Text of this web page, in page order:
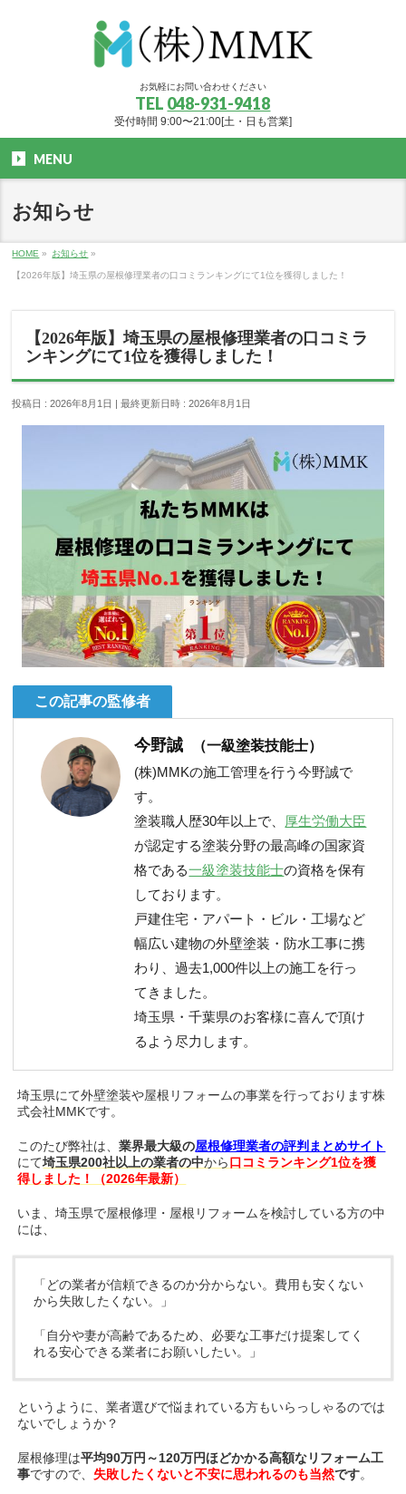
お気軽にお問い合わせください
TEL 048-931-9418
受付時間 9:00〜21:00[土・日も営業]
MENU
お知らせ
HOME » お知らせ »
【2026年版】埼玉県の屋根修理業者の口コミランキングにて1位を獲得しました！
【2026年版】埼玉県の屋根修理業者の口コミラ
ンキングにて1位を獲得しました！
投稿日 : 2026年8月1日 最終更新日時 : 2026年8月1日
この記事の監修者
今野誠
（一級塗装技能士）
(株)MMKの施工管理を行う今野誠で
す。
塗装職人歴30年以上で、 厚生労働大臣
が認定する塗装分野の最高峰の国家資
格である一級塗装技能士の資格を保有
しております。
戸建住宅・アパート・ビル・工場など
幅広い建物の外壁塗装・防水工事に携
わり、過去1,000件以上の施工を行っ
てきました。
埼玉県・千葉県のお客様に喜んで頂け
るよう尽力します。
埼玉県にて外壁塗装や屋根リフォームの事業を行っております株
式会社MMKです。
このたび弊社は、業界最大級の屋根修理業者の評判まとめサイト
にて埼玉県200社以上の業者の中から口コミランキング1位を獲
得しました！（2026年最新）
いま、埼玉県で屋根修理・屋根リフォームを検討している方の中
には、
「どの業者が信頼できるのか分からない。費用も安くない
から失敗したくない。」
「自分や妻が高齢であるため、必要な工事だけ提案してく
れる安心できる業者にお願いしたい。」
というように、業者選びで悩まれている方もいらっしゃるのでは
ないでしょうか？
屋根修理は平均90万円～120万円ほどかかる高額なリフォーム工
事ですので、 失敗したくないと不安に思われるのも当然です。